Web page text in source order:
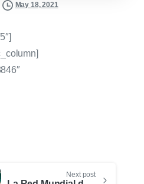
May 18, 2021
Next post